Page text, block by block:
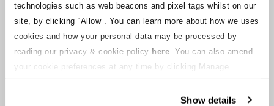
technologies such as web beacons and pixel tags whilst on our
site, by clicking “Allow”. You can learn more about how we uses
cookies and how your personal data may be processed by
reading our privacy & cookie policy here . You can also amend
your cookie preferences at any time by clicking Manage
Cookies in the footer of this site.
Show details
benachrichtigen. Zusätzliche Hinweise für Ticketinhaber werden auf
dieser Webseite veröffentlicht, sobald Informationen verfügbar
sind. Wir werden denjenigen mit gültigen Tickets auch eine neue E-
Mail-Adresse für den Kundenservice zur Verfügung stellen, die von
einem verbundenen Unternehmen verwaltet wird. Crowe U.K. LLP
kann keine Fragen zum Ticketvorgang und zum Zeitpunkt der